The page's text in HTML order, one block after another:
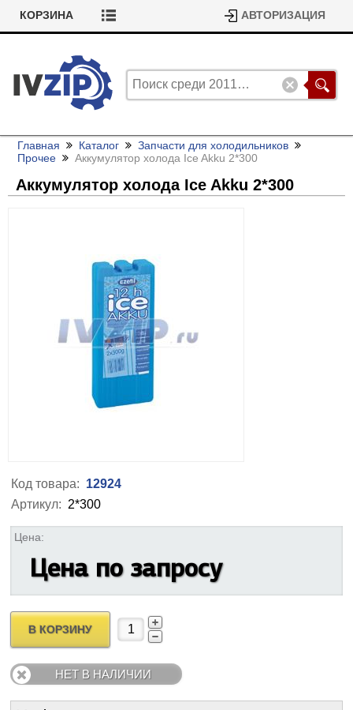
КОРЗИНА АВТОРИЗАЦИЯ
Главная Каталог
Запчасти для холодильников
Прочее
Аккумулятор холода Ice Akku 2*300
Аккумулятор холода Ice Akku 2*300
Код товара: 12924
Артикул: 2*300
Цена:
Цена по запросу
В КОРЗИНУ
НЕТ В НАЛИЧИИ